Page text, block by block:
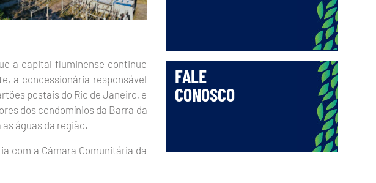
a capital fluminense continue
a concessionária responsável
postais do Rio de Janeiro, e
dos condomínios da Barra da
águas da região.
com a Câmara Comunitária da
FALE
CONOSCO